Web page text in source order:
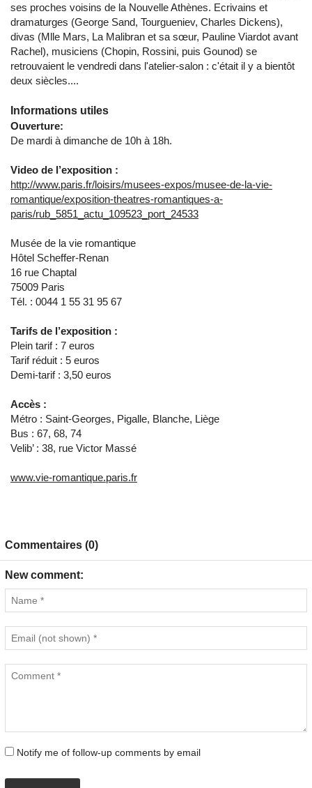
ses proches voisins de la Nouvelle Athènes. Ecrivains et
dramaturges (George Sand, Tourgueniev, Charles Dickens),
divas (Mlle Mars, La Malibran et sa sœur, Pauline Viardot avant
Rachel), musiciens (Chopin, Rossini, puis Gounod) se
retrouvaient le vendredi dans l'atelier-salon : c'était il y a bientôt
deux siècles....
Informations utiles
Ouverture:
De mardi à dimanche de 10h à 18h.
Video de l’exposition :
http://www.paris.fr/loisirs/musees-expos/musee-de-la-vie-
romantique/exposition-theatres-romantiques-a-
paris/rub_5851_actu_109523_port_24533
Musée de la vie romantique
Hôtel Scheffer-Renan
16 rue Chaptal
75009 Paris
Tél. : 0044 1 55 31 95 67
Tarifs de l’exposition :
Plein tarif : 7 euros
Tarif réduit : 5 euros
Demi-tarif : 3,50 euros
Accès :
Métro : Saint-Georges, Pigalle, Blanche, Liège
Bus : 67, 68, 74
Velib’ : 38, rue Victor Massé
www.vie-romantique.paris.fr
Commentaires (0)
New comment:
Notify me of follow-up comments by email